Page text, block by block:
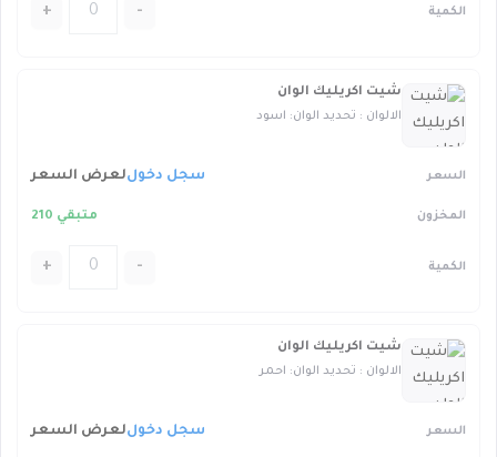
-
+
شيت اكريليك الوان
الالوان : تحديد الوان: اسود
سجل دخوللعرض السعر
متبقي 210
-
+
شيت اكريليك الوان
الالوان : تحديد الوان: احمر
سجل دخوللعرض السعر